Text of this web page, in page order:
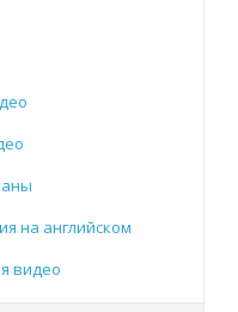
на английском
видео